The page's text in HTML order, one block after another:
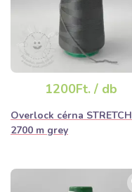
1200Ft. / db
Overlock cérna STRETCH
2700 m grey